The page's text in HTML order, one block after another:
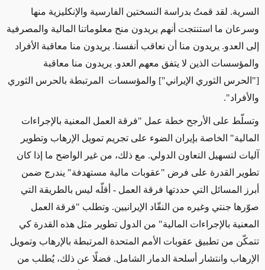
السرية. لقد قمتُ بدراسة النسختين الفارسية والإنكليزية منها
وسرعان ما استنتجت أنهم يريدون منح معلوماتنا المالية والمصرفية
إلى العدو. يريدون منا أن نعاقب أنفسنا. يريدون منا معاقبة الأفراد
والمؤسسات الذين لا يتفق معهم العدو. يريدون منا معاقبة
["الحرس الثوري الإيراني"] والمؤسسات المرتبطة بالحرس الثوري
والأفراد".
وتسلّط على الأرجح خطة عمل "فرقة العمل المعنية بالإجراءات
المالية" الخاصة بإيران الضوء على تجريم تمويل الإرهاب وتطوير
آليات لتسهيل التعاون الدولي. مع ذلك، من غير الواضح ما إذا كان
تطوير القدرة على فرض "عقوبات مالية مستهدفة" يندرج ضمن
أبرز المسائل التي حددتها فرقة العمل - أقلّه ليس بالطريقة التي
صوّرها جنتي وغيره من النقّاد الإيرانيين. وتطلب "فرقة العمل
المعنية بالإجراءات المالية" من الدول تطوير مثل هذه القدرة كي
تتمكّن من تطبيق عقوبات الأمم المتحدة المرتبطة بالإرهاب وتمويل
الإرهاب وانتشار أسلحة الدمار الشامل. فضلًا عن ذلك، يُطلب من